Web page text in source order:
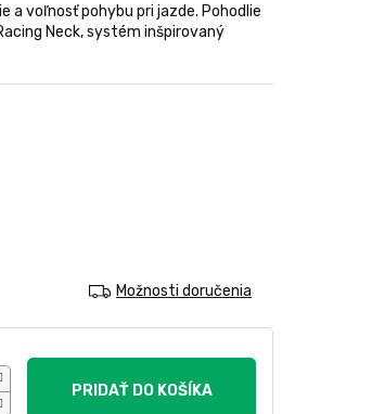
Možnosti doručenia
PRIDAŤ DO KOŠÍKA
a voľnosť pohybu pri jazde. Pohodlie
Neck, systém inšpirovaný